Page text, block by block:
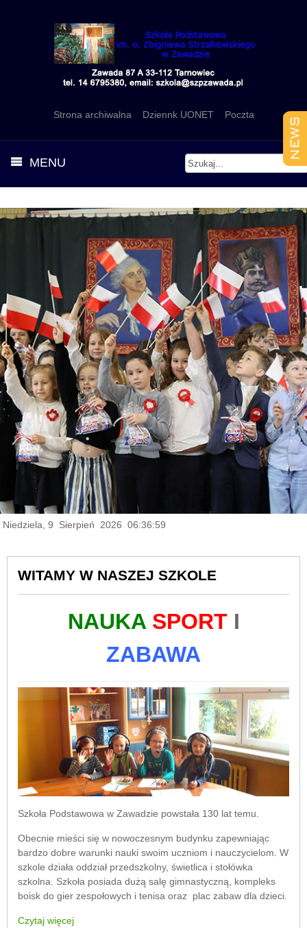
Strona archiwalna Dziennk UONET Poczta
MENU
Niedziela, 9 Sierpień 2026 06:37:00
WITAMY W NASZEJ SZKOLE
NAUKA SPORTI
ZABAWA
Szkoła Podstawowa w Zawadzie powstała 130 lat temu.
Obecnie mieści się w nowoczesnym budynku zapewniając
bardzo dobre warunki nauki swoim uczniom i nauczycielom. W
szkole działa oddział przedszkolny, świetlica i stołówka
szkolna. Szkoła posiada dużą salę gimnastyczną, kompleks
boisk do gier zespołowych i tenisa oraz plac zabaw dla dzieci.
Czytaj więcej